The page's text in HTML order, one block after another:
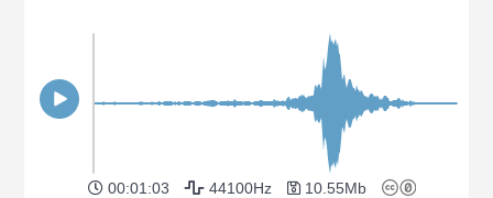
00:01:03 44100Hz 10.55Mb